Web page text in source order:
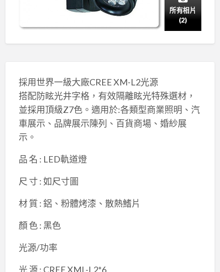
所有相片
(2)
採用世界一級大廠CREE XM-L2光源
搭配防眩光井字格，有效隔離眩光特殊選材，
並採用頂級Z7色。適用於:各類型商業照明、汽
車展示、品牌展示陳列、百貨商場、婚紗展
示。
品 名 : LED軌道燈
尺 寸 : 如尺寸圖
材 質 : 鋁、粉體烤漆、散熱鰭片
顏 色 : 黑色
光源/功率
光 源 : CREE XML-L2*6